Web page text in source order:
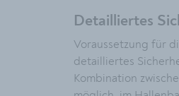
Detailliertes
Voraussetzung für
detailliertes
Kombination